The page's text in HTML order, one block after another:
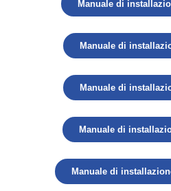
Manuale di
Manuale di
Manuale di
Manuale di
Manuale di